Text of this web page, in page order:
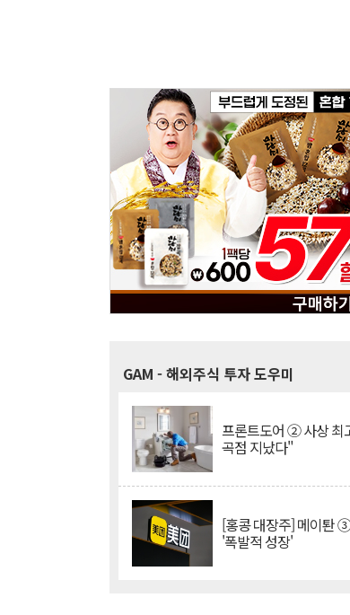
GAM - 해외주식 투자 도우미
프론트도어 ② 사상
곡점 지났다"
[홍콩 대장주] 메이퇀
'폭발적 성장'